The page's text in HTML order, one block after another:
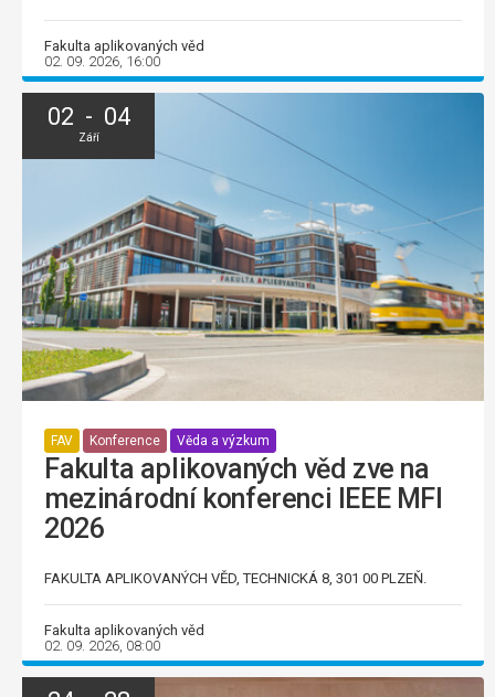
Fakulta aplikovaných věd
02. 09. 2026, 16:00
02 - 04
Září
FAV Konference Věda a výzkum
Fakulta aplikovaných věd zve na
mezinárodní konferenci IEEE MFI
2026
FAKULTA APLIKOVANÝCH VĚD, TECHNICKÁ 8, 301 00 PLZEŇ.
Fakulta aplikovaných věd
02. 09. 2026, 08:00